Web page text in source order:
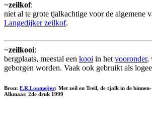
~zeilkof:
niet al te grote tjalkachtige voor de algemene
Langedijker zeilkof.
~zeilkooi:
bergplaats, meestal een kooi in hetvooronder,
geborgen worden. Vaak ook gebruikt als
Bron: F.R.Loomeijer: Met zeil en Treil, de tjalk in de
Alkmaar. 2de druk 1999